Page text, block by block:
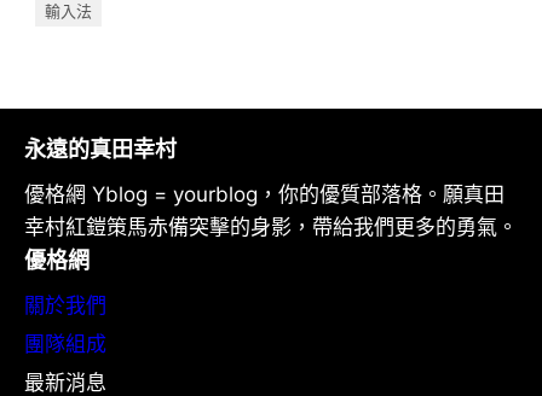
輸入法
永遠的真田幸村
優格網 Yblog = yourblog，你的優質部落格。願真田
幸村紅鎧策馬赤備突擊的身影，帶給我們更多的勇氣。
優格網
關於我們
團隊組成
最新消息